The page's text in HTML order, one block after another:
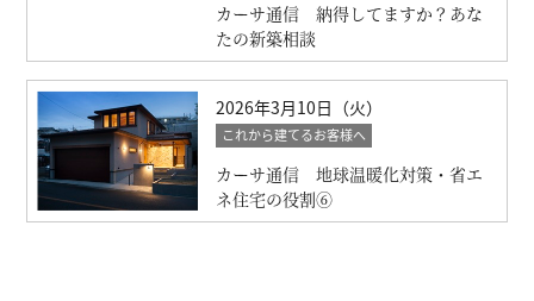
カーサ通信 納得してますか？あな
たの新築相談
2026年3月10日（火）
これから建てるお客様へ
カーサ通信 地球温暖化対策・省エ
ネ住宅の役割⑥